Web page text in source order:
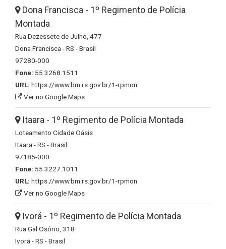
Dona Francisca - 1º Regimento de Polícia
Montada
Rua Dezessete de Julho, 477
Dona Francisca - RS - Brasil
97280-000
Fone: 55 3268.1511
URL: https://www.bm.rs.gov.br/1-rpmon
Ver no Google Maps
Itaara - 1º Regimento de Polícia Montada
Loteamento Cidade Oásis
Itaara - RS - Brasil
97185-000
Fone: 55 3227.1011
URL: https://www.bm.rs.gov.br/1-rpmon
Ver no Google Maps
Ivorá - 1º Regimento de Polícia Montada
Rua Gal Osório, 318
Ivorá - RS - Brasil